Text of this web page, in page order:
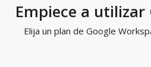
Empiece a utilizar
Elija un plan de Google